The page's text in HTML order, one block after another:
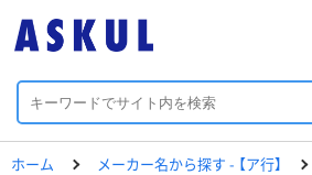
ホーム メーカー名から探す - 【ア行】